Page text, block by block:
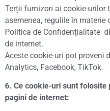
Terții furnizori ai cookie-urilor
asemenea, regulile în materie
Politica de Confidențialitate
de internet.
Aceste cookie-uri pot proveni
Analytics, Facebook, TikTok.
6. Ce cookie-uri sunt
pagini de internet: